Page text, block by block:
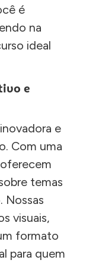
é
na
ideal
e
e
Com uma
temas
Nossas
visuais,
formato
para quem